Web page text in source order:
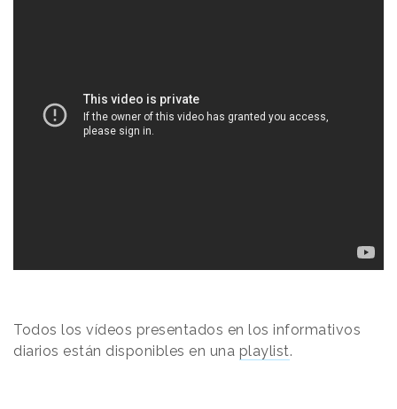
Todos los vídeos presentados en los informativos
diarios están disponibles en una playlist.